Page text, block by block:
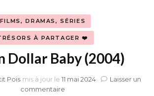
FILMS, DRAMAS, SÉRIES
À PARTAGER ❤️
Dollar Baby (2004)
Pois mis à jour le 11 mai 2024
Laisser un
commentaire